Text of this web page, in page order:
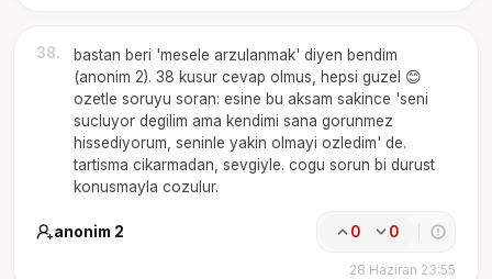
38.
bastan beri 'mesele arzulanmak' diyen bendim
(anonim 2). 38 kusur cevap olmus, hepsi guzel 😊
ozetle soruyu soran: esine bu aksam sakince 'seni
sucluyor degilim ama kendimi sana gorunmez
hissediyorum, seninle yakin olmayi ozledim' de.
tartisma cikarmadan, sevgiyle. cogu sorun bi durust
konusmayla cozulur.
anonim 2 0 0
28 Haziran 23:55